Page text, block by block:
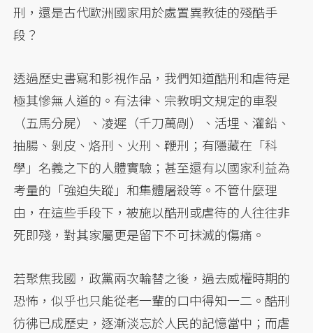
刑，還是古代歐洲國家用於處置異教徒的殘酷手
段？
透過歷史書寫和影視作品，我們知道酷刑和虐待是
極其慘無人道的。有法律、宗教明文規定的車裂
（五馬分屍）、凌遲（千刀萬剮）、活埋、灌鉛、
抽腸、剝皮、烙刑、火刑、鞭刑；有隱藏在「科
學」名義之下的人體實驗；甚至還有以國家利益為
考量的「強迫失蹤」和集體屠殺等。不管什麼理
由，在這些手段下，被施以酷刑或虐待的人往往非
死即殘，對其家屬更是留下不可抹滅的傷痛。
若聚焦我國，政黨兩次輪替之後，過去威權時期的
恐怖，似乎也只能從老一輩的口中得知一二。酷刑
彷彿已成歷史，逐漸淡忘於人民的記憶當中；而虐